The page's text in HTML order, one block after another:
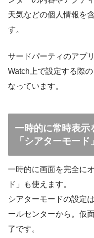
天気などの個人情報を
す。
サードパーティのアプ
Watch上で設定する際
なっています。
一時的に常時表示
「シアターモード
一時的に画面を完全に
ド」も使えます。
シアターモードの設定
ールセンターから。仮
了です。